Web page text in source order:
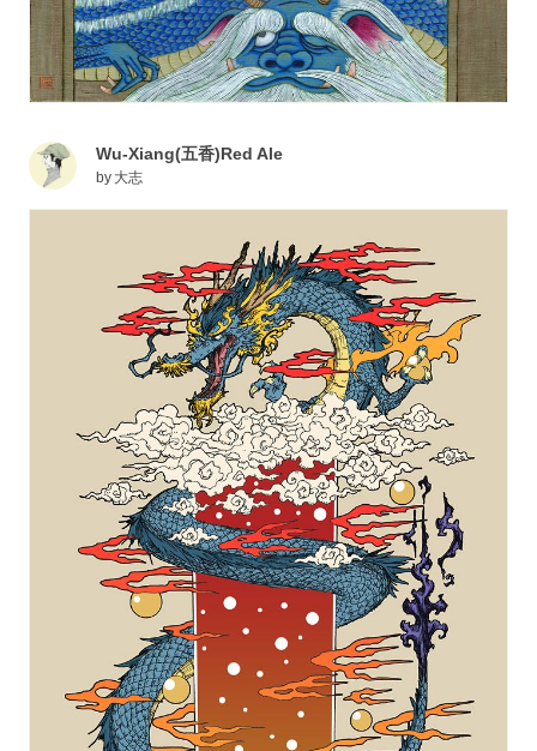
Wu-Xiang(五香)Red Ale
by 大志